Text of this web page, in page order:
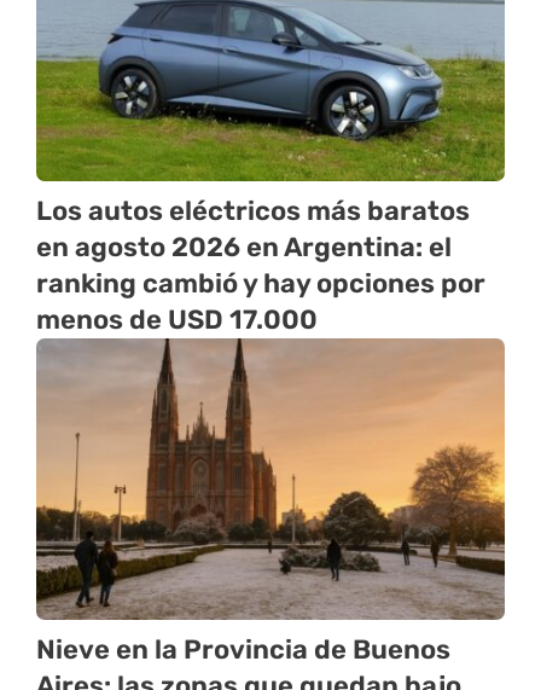
Los autos eléctricos más baratos
en agosto 2026 en Argentina: el
ranking cambió y hay opciones por
menos de USD 17.000
Nieve en la Provincia de Buenos